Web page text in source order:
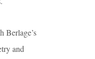
Berlage’s
and